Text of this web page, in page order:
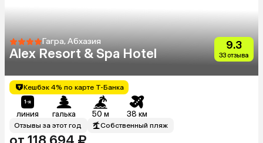
Гагра, Абхазия
Alex Resort & Spa Hotel
9.3
33 отзыва
Кешбэк 4% по карте Т-Банка
линия галька 50 м 38 км
Отзывы за этот год Собственный пляж